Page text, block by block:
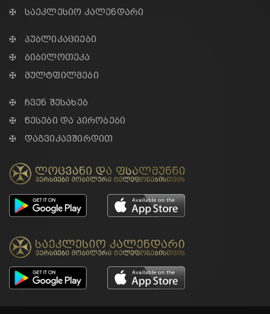
✠ საეკლესიო კალენდარი
✠ პუბლიკაციები
✠ ბიბილოთეკა
✠ მულტფილმები
✠ ჩვენ შესახებ
✠ წესები და პირობები
✠ დაგვიკავშირდით